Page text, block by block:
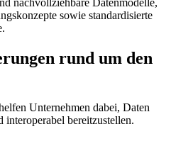
nachvollziehbare Datenmodelle,
sowie standardisierte
rund um den
Unternehmen dabei, Daten
bereitzustellen.